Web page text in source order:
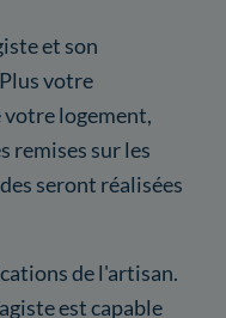
et son
votre
votre logement,
remises sur les
seront réalisées
de l'artisan.
est capable